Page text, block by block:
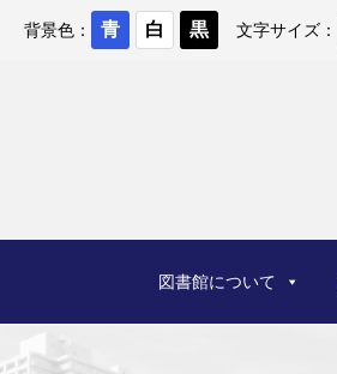
図書館について
背景色： 文字サイズ：